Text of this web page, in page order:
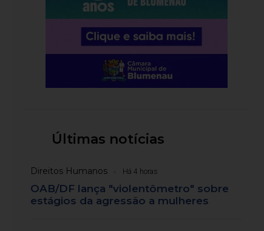
Últimas notícias
Direitos Humanos Há 4 horas
OAB/DF lança "violentômetro" sobre
estágios da agressão a mulheres